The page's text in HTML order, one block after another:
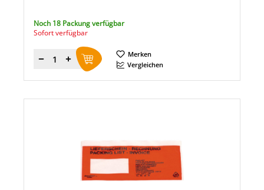
Noch 18 Packung verfügbar
Sofort verfügbar
Menge
Merken
Vergleichen